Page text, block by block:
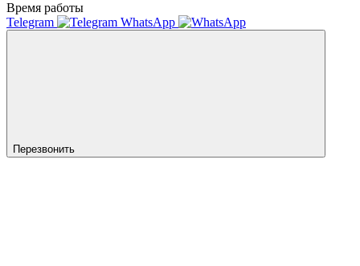
Время работы
Telegram
WhatsApp
Перезвонить